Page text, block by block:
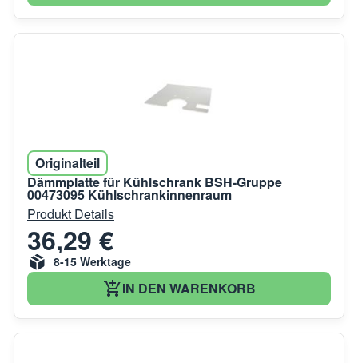
Originalteil
Dämmplatte für Kühlschrank BSH-Gruppe
00473095 Kühlschrankinnenraum
Produkt Details
36,29 €
8-15 Werktage
IN DEN WARENKORB